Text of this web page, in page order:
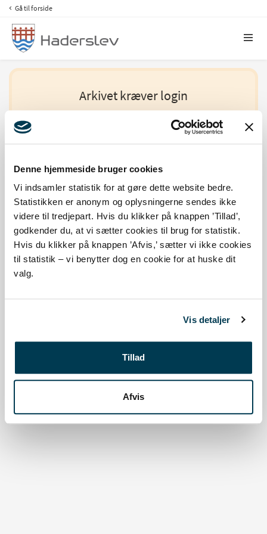
Denne hjemmeside bruger cookies
Vi indsamler statistik for at gøre dette website bedre.
Statistikken er anonym og oplysningerne sendes ikke
videre til tredjepart. Hvis du klikker på knappen ’Tillad’,
godkender du, at vi sætter cookies til brug for statistik.
Hvis du klikker på knappen ’Afvis,’ sætter vi ikke cookies
til statistik – vi benytter dog en cookie for at huske dit
valg.
Vis detaljer
Tillad
Afvis
Gå til forside
Arkivet kræver login
Af hensyn til GDPR og generelle sikkerhedstiltag
kræves at du identificerer dig med MitID for at få
adgang til arkivet.
FilArkiv Log ind
© 2026 JO Informatik ApS - FilArkiv®v1.3.27
Privatlivspolitik